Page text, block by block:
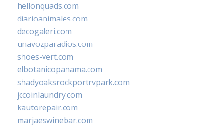
hellonquads.com
diarioanimales.com
decogaleri.com
unavozparadios.com
shoes-vert.com
elbotanicopanama.com
shadyoaksrockportrvpark.com
jccoinlaundry.com
kautorepair.com
marjaeswinebar.com